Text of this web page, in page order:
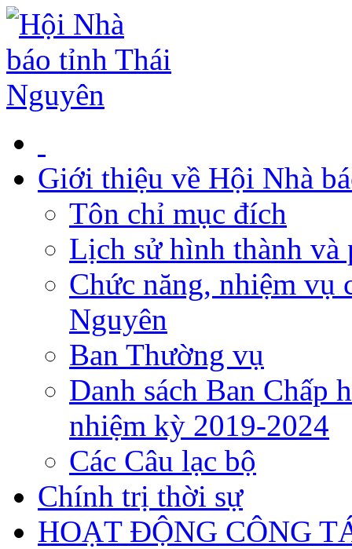
Giới thiệu về Hội Nhà
Tôn chỉ mục đích
Lịch sử hình thành và
Chức năng, nhiệm vụ
Nguyên
Ban Thường vụ
Danh sách Ban Chấp
nhiệm kỳ 2019-2024
Các Câu lạc bộ
Chính trị thời sự
HOẠT ĐỘNG CÔNG